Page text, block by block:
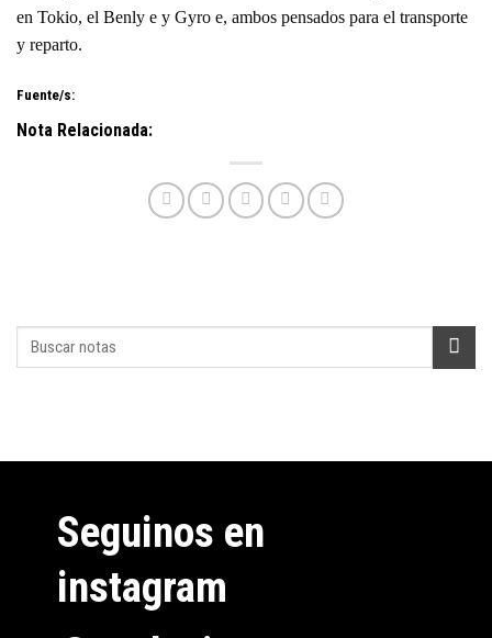
en Tokio, el Benly e y Gyro e, ambos pensados para el transporte
y reparto.
Fuente/s:
Nota Relacionada:
Seguinos en
instagram